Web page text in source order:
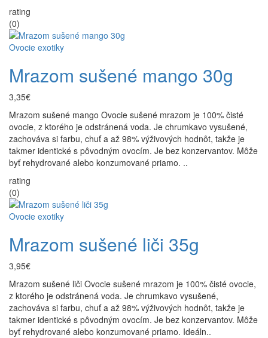
rating
(0)
Ovocie exotiky
Mrazom sušené mango 30g
3,35€
Mrazom sušené mango Ovocie sušené mrazom je 100% čisté
ovocie, z ktorého je odstránená voda. Je chrumkavo vysušené,
zachováva si farbu, chuť a až 98% výživových hodnôt, takže je
takmer identické s pôvodným ovocím. Je bez konzervantov. Môže
byť rehydrované alebo konzumované priamo. ..
rating
(0)
Ovocie exotiky
Mrazom sušené liči 35g
3,95€
Mrazom sušené liči Ovocie sušené mrazom je 100% čisté ovocie,
z ktorého je odstránená voda. Je chrumkavo vysušené,
zachováva si farbu, chuť a až 98% výživových hodnôt, takže je
takmer identické s pôvodným ovocím. Je bez konzervantov. Môže
byť rehydrované alebo konzumované priamo. Ideáln..